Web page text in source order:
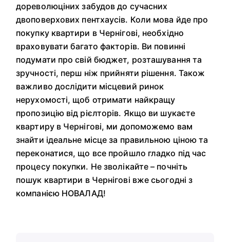
дореволюціних забудов до сучасних
двоповерхових пентхаусів. Коли мова йде про
покупку квартири в Чернігові, необхідно
враховувати багато факторів. Ви повинні
подумати про свій бюджет, розташування та
зручності, перш ніж прийняти рішення. Також
важливо дослідити місцевий ринок
нерухомості, щоб отримати найкращу
пропозицію від рієлторів. Якщо ви шукаєте
квартиру в Чернігові, ми допоможемо вам
знайти ідеальне місце за правильною ціною та
переконатися, що все пройшло гладко під час
процесу покупки. Не зволікайте – почніть
пошук квартири в Чернігові вже сьогодні з
компанією НОВАЛАД!